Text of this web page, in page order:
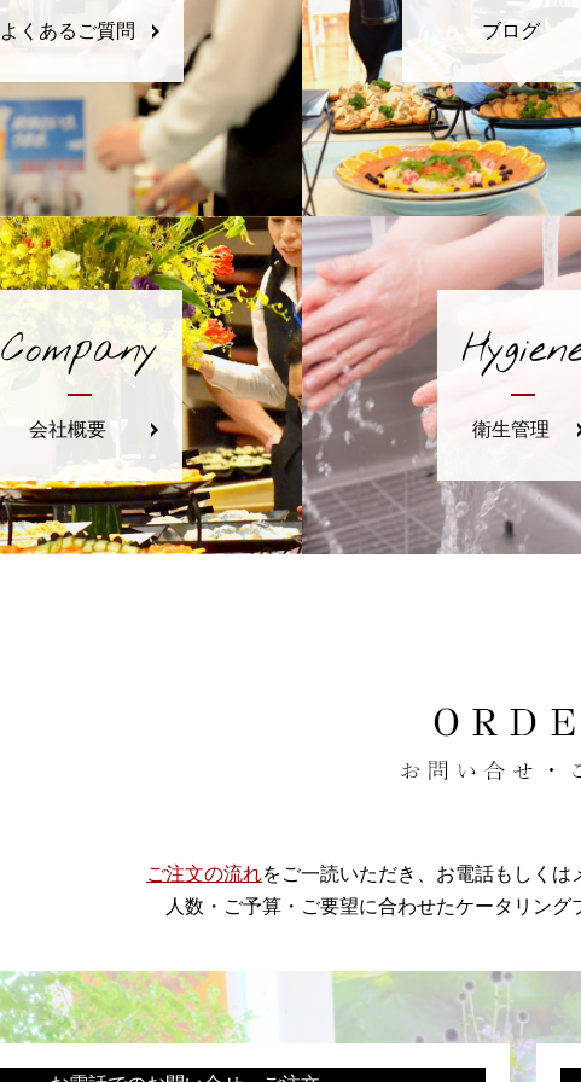
よくあるご質問 ブログ
Company
会社概要 衛生管理
ご注文の流れをご一読いただき、お電話もしくは
人数・ご予算・ご要望に合わせたケータリング